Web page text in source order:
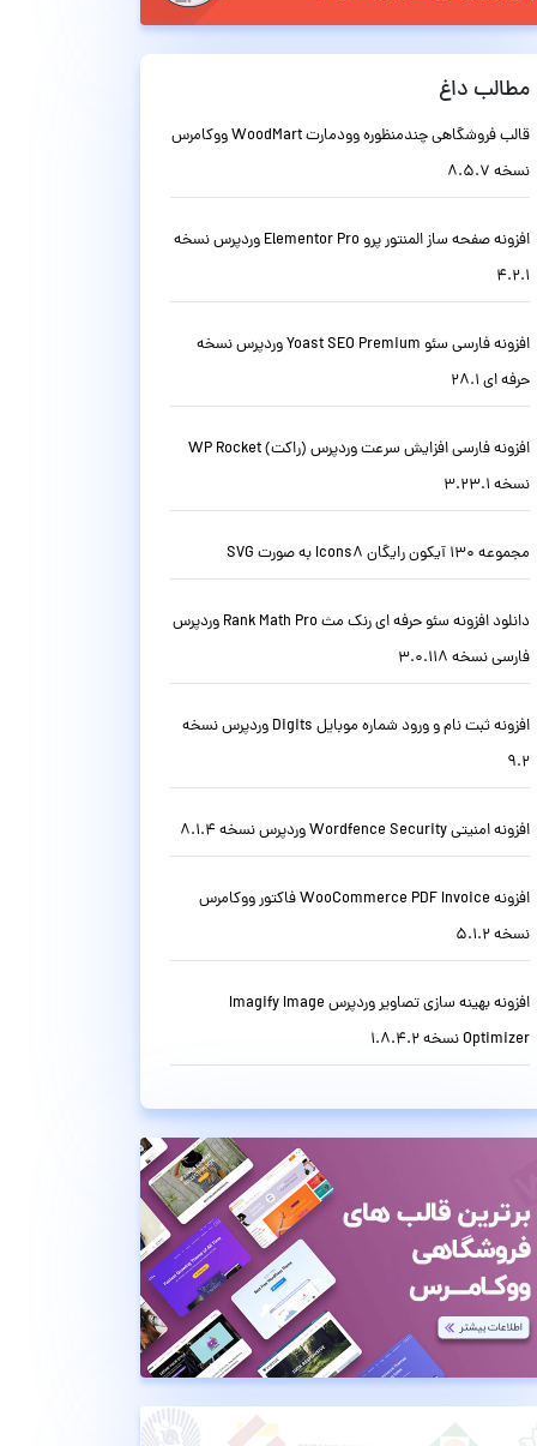
مطالب داغ
قالب فروشگاهی چندمنظوره وودمارت WoodMart ووکامرس
نسخه 8.5.7
افزونه صفحه ساز المنتور پرو Elementor Pro وردپرس نسخه
4.2.1
افزونه فارسی سئو Yoast SEO Premium وردپرس نسخه
حرفه ای 28.1
افزونه فارسی افزایش سرعت وردپرس (راکت) WP Rocket
نسخه 3.23.1
مجموعه 130 آیکون رایگان Icons8 به صورت SVG
دانلود افزونه سئو حرفه ای رنک مث Rank Math Pro وردپرس
فارسی نسخه 3.0.118
افزونه ثبت نام و ورود شماره موبایل Digits وردپرس نسخه
9.2
افزونه امنیتی Wordfence Security وردپرس نسخه 8.1.4
افزونه WooCommerce PDF Invoice فاکتور ووکامرس
نسخه 5.1.2
افزونه بهینه سازی تصاویر وردپرس Imagify Image
Optimizer نسخه 1.8.4.2